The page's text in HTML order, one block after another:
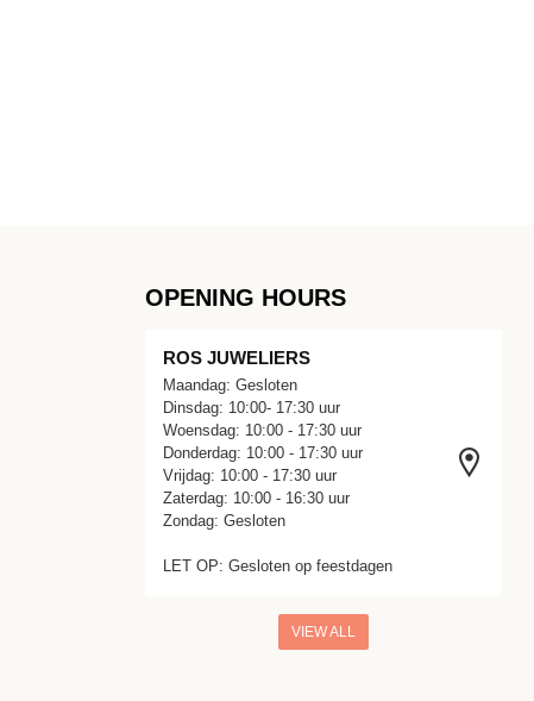
OPENING HOURS
ROS JUWELIERS
Maandag: Gesloten
Dinsdag: 10:00- 17:30 uur
Woensdag: 10:00 - 17:30 uur
Donderdag: 10:00 - 17:30 uur
Vrijdag: 10:00 - 17:30 uur
Zaterdag: 10:00 - 16:30 uur
Zondag: Gesloten
LET OP: Gesloten op feestdagen
VIEW ALL